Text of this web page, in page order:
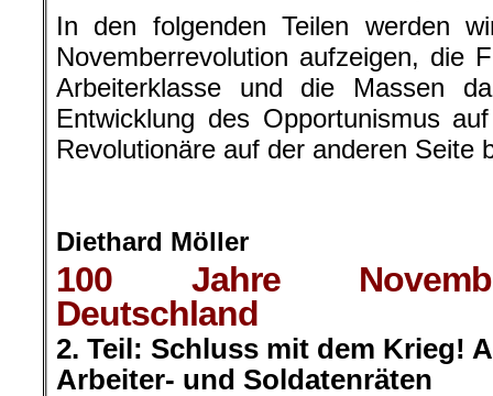
In den folgenden Teilen werden
Novemberrevolution aufzeigen, die
Arbeiterklasse und die Massen
Entwicklung des Opportunismus
Revolutionäre auf der anderen Seite
Diethard Möller
100 Jahre
Deutschland
2. Teil: Schluss mit dem Krieg!
Arbeiter- und Soldatenräten